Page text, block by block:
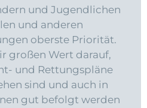
und Jugendlichen
und anderen
oberste Priorität.
großen Wert darauf,
und Rettungspläne
sind und auch in
gut befolgt werden